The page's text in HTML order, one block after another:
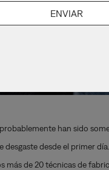
han sido
desgaste desde el primer
más de 20 técnicas de